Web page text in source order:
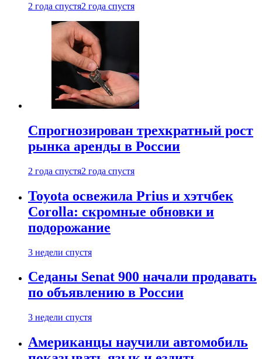
2 года спустя2 года спустя
Спрогнозирован трехкратный рост
рынка аренды в России
2 года спустя2 года спустя
Toyota освежила Prius и хэтчбек
Corolla: скромные обновки и
подорожание
3 недели спустя
Седаны Senat 900 начали продавать
по объявлению в России
3 недели спустя
Американцы научили автомобиль